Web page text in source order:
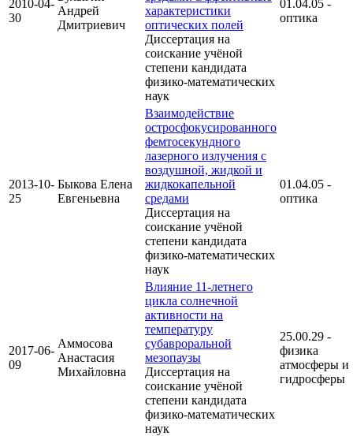
2010-04-
30
Андрей
Дмитриевич
характеристики
оптических полей
Диссертация на
соискание учёной
степени кандидата
физико-математических
наук
01.04.05 -
оптика
2013-10-
25
Быкова Елена
Евгеньевна
Взаимодействие
остросфокусированного
фемтосекундного
лазерного излучения с
воздушной, жидкой и
жидкокапельной
средами
Диссертация на
соискание учёной
степени кандидата
физико-математических
наук
01.04.05 -
оптика
2017-06-
09
Аммосова
Анастасия
Михайловна
Влияние 11-летнего
цикла солнечной
активности на
температуру
субавроральной
мезопаузы
Диссертация на
соискание учёной
степени кандидата
физико-математических
наук
25.00.29 -
физика
атмосферы и
гидросферы